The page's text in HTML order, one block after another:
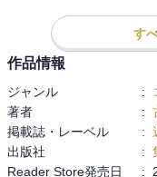
そーでなくっちゃ！！
日向も影山も、ロードワ
スタミナもスピードもあ
日向影山コンビ、試合終
王者白鳥沢と互角に試合
だからと言ってこのまま
す
作品情報
ジャンル :
著者
:
掲載誌・レーベル
:
出版社
:
Reader Store発売日
: